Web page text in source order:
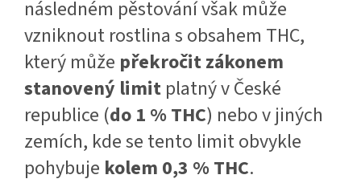
následném pěstování však může
vzniknout rostlina s obsahem THC,
který může překročit zákonem
stanovený limit platný v České
republice (do 1 % THC) nebo v jiných
zemích, kde se tento limit obvykle
pohybuje kolem 0,3 % THC.